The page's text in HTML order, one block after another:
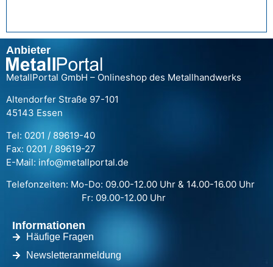
Anbieter
MetallPortal GmbH – Onlineshop des Metallhandwerks
Altendorfer Straße 97-101
45143 Essen
Tel: 0201 / 89619-40
Fax: 0201 / 89619-27
E-Mail: info@metallportal.de
Telefonzeiten: Mo-Do: 09.00-12.00 Uhr & 14.00-16.00 Uhr
Fr: 09.00-12.00 Uhr
Informationen
Häufige Fragen
Newsletteranmeldung